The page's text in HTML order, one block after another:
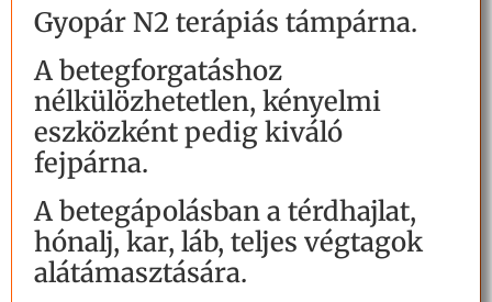
Gyopár N2 terápiás támpárna.
A betegforgatáshoz
nélkülözhetetlen, kényelmi
eszközként pedig kiváló
fejpárna.
A betegápolásban a térdhajlat,
hónalj, kar, láb, teljes végtagok
alátámasztására.